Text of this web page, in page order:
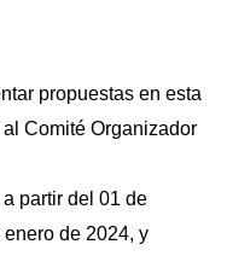
propuestas en esta
Comité Organizador
a partir del 01 de
de 2024, y